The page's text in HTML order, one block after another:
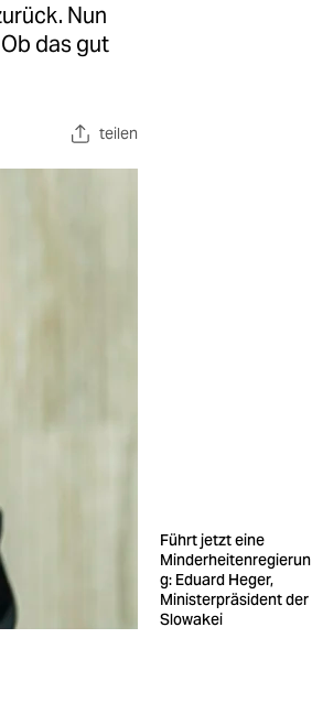
Nun
das gut
teilen
Führt jetzt eine
Minderheitenregierun
g: Eduard Heger,
Ministerpräsident der
Slowakei